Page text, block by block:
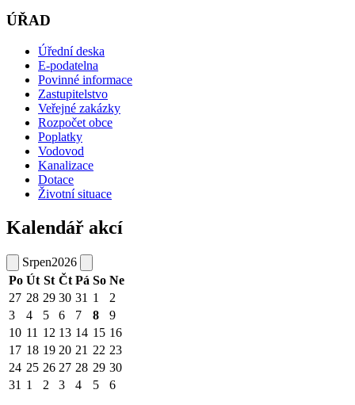
ÚŘAD
Úřední deska
E-podatelna
Povinné informace
Zastupitelstvo
Veřejné zakázky
Rozpočet obce
Poplatky
Vodovod
Kanalizace
Dotace
Životní situace
Kalendář akcí
Srpen2026
Po Út St Čt Pá So Ne
27 28 29 30 31 1
2
3
4 5 6 7 8
9
10 11 12 13 14 15 16
17 18 19 20 21 22 23
24 25 26 27 28 29 30
31 1 2 3 4 5 6